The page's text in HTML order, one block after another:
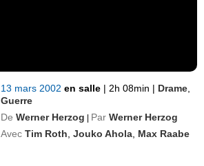
13 mars 2002en salle | 2h 08min | Drame
Guerre
De Werner Herzog | Par Werner Herzog
Avec Tim Roth ,Jouko Ahola Max Raabe